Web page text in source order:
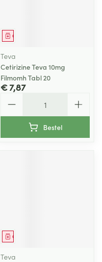
Geneesmiddel
Teva
Cetirizine Teva 10mg
Filmomh Tabl 20
€ 7,87
Bestel
Geneesmiddel
Teva